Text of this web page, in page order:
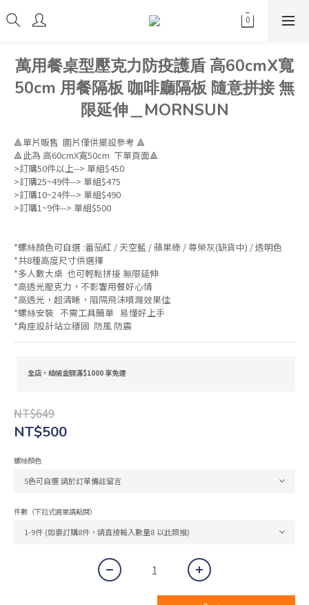
萬用餐桌型壓克力防疫護盾 高60cmX寬
50cm 用餐隔板 咖啡廳隔板 隨意拼接 無
限延伸＿MORNSUN
🔺單片販售  圖片僅供擺設參考 🔺
🔺此為 高60cmX寬50cm  下單頁面🔺
>訂購50件以上--> 單組$450
>訂購25~49件--> 單組$475
>訂購10~24件--> 單組$490
>訂購1~9件--> 單組$500
*螺絲顏色可自選 :番茄紅 / 天空藍 / 蘋果綠 / 尊榮灰(缺貨中) / 透明色
*共8種高度尺寸供選擇
*多人數大桌  也可輕鬆拼接 無限延伸
*高透光壓克力，不影響用餐好心情
*高透光，超清晰，阻隔飛沫噴濺效果佳
*螺絲安裝   不需工具簡單   易懂好上手
*角座設計站立穩固  防風 防震
全店，結帳金額滿$1000 享免運
NT$649
NT$500
螺絲顏色
件數（下拉式選單請點開）